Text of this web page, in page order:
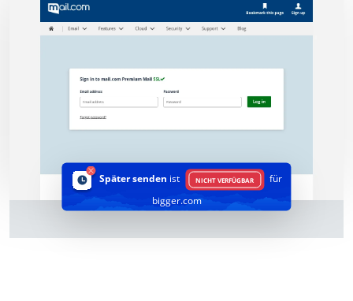
Später senden ist NICHT VERFÜGBAR
für
bigger.com